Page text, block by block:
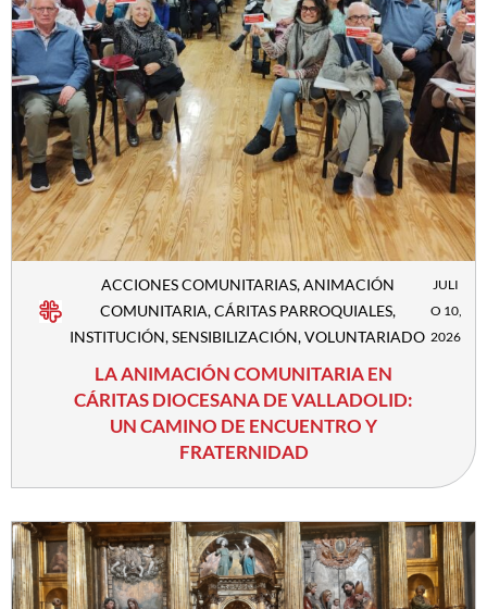
ACCIONES COMUNITARIAS,ANIMACIÓN
COMUNITARIA,CÁRITAS PARROQUIALES,
INSTITUCIÓN,SENSIBILIZACIÓN,VOLUNTARIADO
JULI
O 10,
2026
LA ANIMACIÓN COMUNITARIA EN
CÁRITAS DIOCESANA DE VALLADOLID:
UN CAMINO DE ENCUENTRO Y
FRATERNIDAD